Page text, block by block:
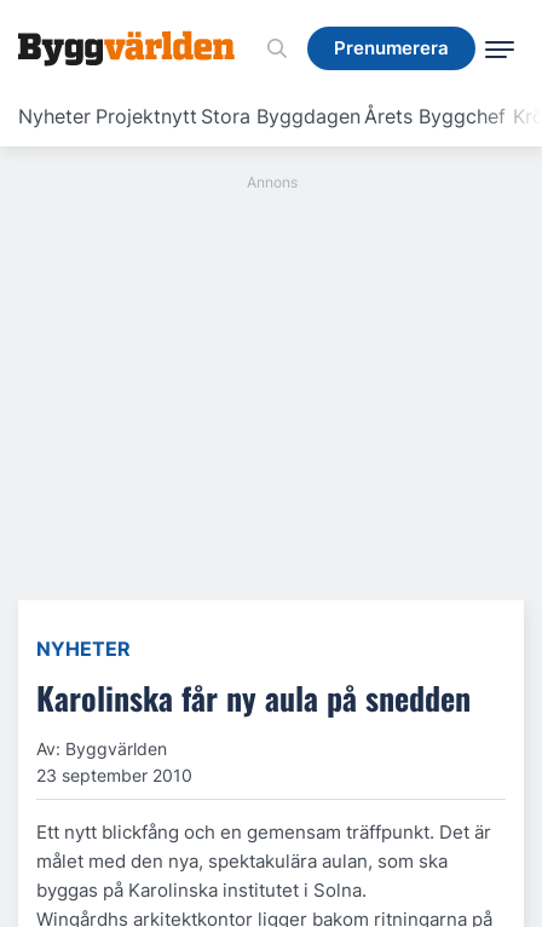
Prenumerera
Nyheter Projektnytt Stora ByggdagenÅrets Byggchef
Prenumerera
NYHETER
Karolinska får ny aula på snedden
Av: Byggvärlden
23 september 2010
Ett nytt blickfång och en gemensam träffpunkt. Det är
målet med den nya, spektakulära aulan, som ska
byggas på Karolinska institutet i Solna.
Wingårdhs arkitektkontor ligger bakom ritningarna på